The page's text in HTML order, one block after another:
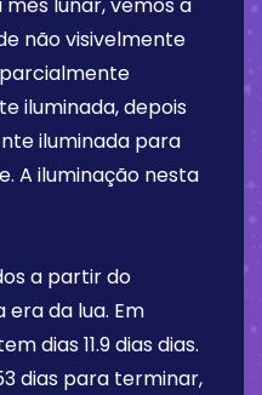
lunar, vemos a
não visivelmente
iluminada, depois
iluminada para
A iluminação nesta
a partir do
da lua. Em
dias 11.9 dias dias.
dias para terminar,